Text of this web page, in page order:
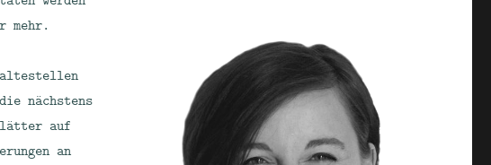
mehr.
nächstens
auf
an